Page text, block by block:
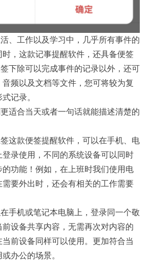
、工作以及学习中，几乎所有事件的
，这款记事提醒软件，还具备便签
下除可以完成事件的记录以外，还可
音频以及文档等文件，您可将较为复
记录。
适合当天或者一句话就能描述清楚的
这款便签提醒软件，可以在手机、电
录使用，不同的系统设备可以同时
功能！例如，在上班时我们使用电
要外出时，还会有相关的工作需要
手机或笔记本电脑上，登录同一个敬
设备共享内容，无需再次对内容的
前设备同样可以使用。更加符合当
办公的场景。